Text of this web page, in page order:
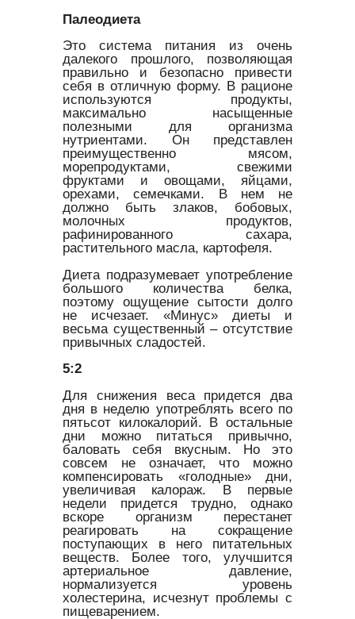
Палеодиета
Это система питания из очень
далекого прошлого, позволяющая
правильно и безопасно привести
себя в отличную форму. В рационе
используются продукты,
максимально насыщенные
полезными для организма
нутриентами. Он представлен
преимущественно мясом,
морепродуктами, свежими
фруктами и овощами, яйцами,
орехами, семечками. В нем не
должно быть злаков, бобовых,
молочных продуктов,
рафинированного сахара,
растительного масла, картофеля.
Диета подразумевает употребление
большого количества белка,
поэтому ощущение сытости долго
не исчезает. «Минус» диеты и
весьма существенный – отсутствие
привычных сладостей.
5:2
Для снижения веса придется два
дня в неделю употреблять всего по
пятьсот килокалорий. В остальные
дни можно питаться привычно,
баловать себя вкусным. Но это
совсем не означает, что можно
компенсировать «голодные» дни,
увеличивая калораж. В первые
недели придется трудно, однако
вскоре организм перестанет
реагировать на сокращение
поступающих в него питательных
веществ. Более того, улучшится
артериальное давление,
нормализуется уровень
холестерина, исчезнут проблемы с
пищеварением.